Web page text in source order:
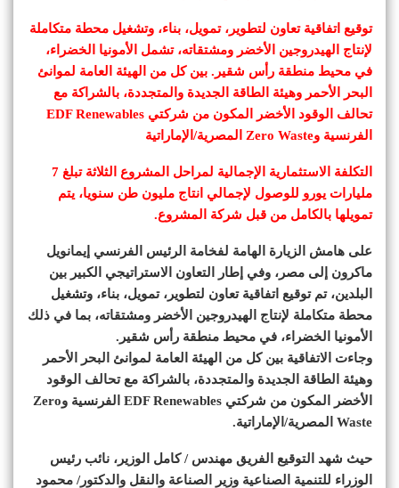
توقيع اتفاقية تعاون لتطوير، تمويل، بناء، وتشغيل محطة متكاملة
لإنتاج الهيدروجين الأخضر ومشتقاته، تشمل الأمونيا الخضراء،
في محيط منطقة رأس شقير. بين كل من الهيئة العامة لموانئ
البحر الأحمر وهيئة الطاقة الجديدة والمتجددة، بالشراكة مع
تحالف الوقود الأخضر المكون من شركتي EDF Renewables
الفرنسية وZero Waste المصرية/الإماراتية
التكلفة الاستثمارية الإجمالية لمراحل المشروع الثلاثة تبلغ 7
مليارات يورو للوصول لإجمالي انتاج مليون طن سنويا، يتم
تمويلها بالكامل من قبل شركة المشروع.
على هامش الزيارة الهامة لفخامة الرئيس الفرنسي إيمانويل
ماكرون إلى مصر، وفي إطار التعاون الاستراتيجي الكبير بين
البلدين، تم توقيع اتفاقية تعاون لتطوير، تمويل، بناء، وتشغيل
محطة متكاملة لإنتاج الهيدروجين الأخضر ومشتقاته، بما في ذلك
الأمونيا الخضراء، في محيط منطقة رأس شقير.
وجاءت الاتفاقية بين كل من الهيئة العامة لموانئ البحر الأحمر
وهيئة الطاقة الجديدة والمتجددة، بالشراكة مع تحالف الوقود
الأخضر المكون من شركتي EDF Renewables الفرنسية وZero
Waste المصرية/الإماراتية.
حيث شهد التوقيع الفريق مهندس / كامل الوزير، نائب رئيس
الوزراء للتنمية الصناعية وزير الصناعة والنقل والدكتور/ محمود